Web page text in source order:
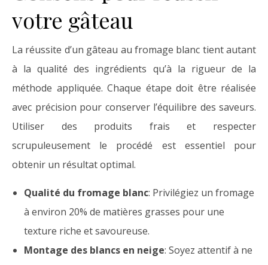
votre gâteau
La réussite d’un gâteau au fromage blanc tient autant
à la qualité des ingrédients qu’à la rigueur de la
méthode appliquée. Chaque étape doit être réalisée
avec précision pour conserver l’équilibre des saveurs.
Utiliser des produits frais et respecter
scrupuleusement le procédé est essentiel pour
obtenir un résultat optimal.
Qualité du fromage blanc: Privilégiez un fromage
à environ 20% de matières grasses pour une
texture riche et savoureuse.
Montage des blancs en neige: Soyez attentif à ne